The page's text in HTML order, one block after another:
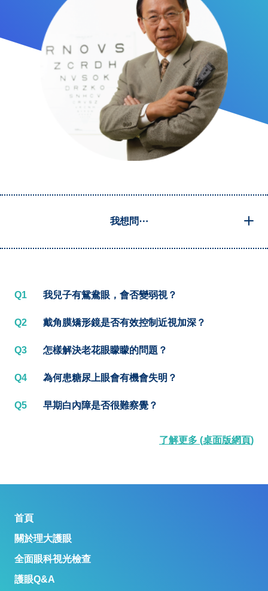
我想問⋯
Q1 我兒子有鴛鴦眼，會否變弱視？
Q2 戴角膜矯形鏡是否有效控制近視加深？
Q3 怎樣解決老花眼矇矇的問題？
Q4 為何患糖尿上眼會有機會失明？
Q5 早期白內障是否很難察覺？
了解更多 (桌面版網頁)
首頁
關於理大護眼
全面眼科視光檢查
護眼Q&A